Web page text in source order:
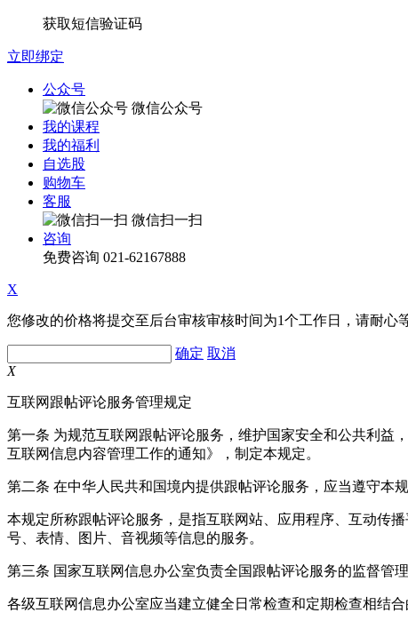
获取短信验证码
立即绑定
公众号
微信公众号
我的课程
我的福利
自选股
购物车
客服
微信扫一扫
咨询
免费咨询 021-62167888
X
您修改的价格将提交至后台审核审核时间为1个工作日，请耐心
确定 取消
X
互联网跟帖评论服务管理规定
第一条 为规范互联网跟帖评论服务，维护国家安全和公共利益
互联网信息内容管理工作的通知》，制定本规定。
第二条 在中华人民共和国境内提供跟帖评论服务，应当遵守本规
本规定所称跟帖评论服务，是指互联网站、应用程序、互动传
号、表情、图片、音视频等信息的服务。
第三条 国家互联网信息办公室负责全国跟帖评论服务的监督管
各级互联网信息办公室应当建立健全日常检查和定期检查相结